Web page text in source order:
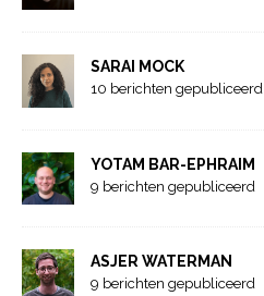
SARAI MOCK
10 berichten gepubliceerd
YOTAM BAR-EPHRAIM
9 berichten gepubliceerd
ASJER WATERMAN
9 berichten gepubliceerd